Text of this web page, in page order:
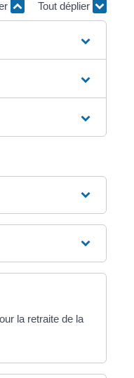
Tout déplier
la retraite de la